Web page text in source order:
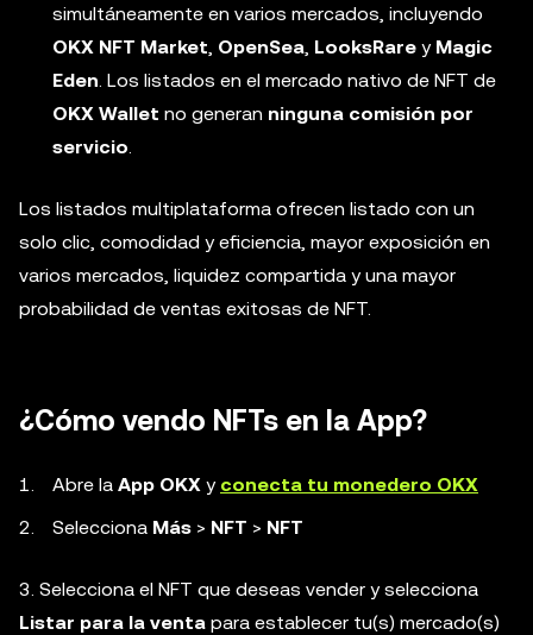
simultáneamente en varios mercados, incluyendo
OKX NFT Market OpenSea LooksRare y Magic
Eden . Los listados en el mercado nativo de NFT de
OKX Wallet no generan ninguna comisión por
servicio
Los listados multiplataforma ofrecen listado con un
solo clic, comodidad y eficiencia, mayor exposición en
varios mercados, liquidez compartida y una mayor
probabilidad de ventas exitosas de NFT.
¿Cómo vendo NFTs en la App?
Abre la App OKX y conecta tu monedero OKX
Selecciona Más > NFT > NFT
3. Selecciona el NFT que deseas vender y selecciona
Listar para la venta para establecer tu(s) mercado(s)